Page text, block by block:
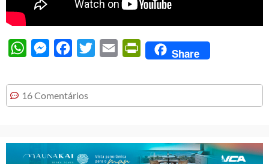
WhatsAppMessengerFacebook
Twitter Email PrintFriendly
Share
16 Comentários